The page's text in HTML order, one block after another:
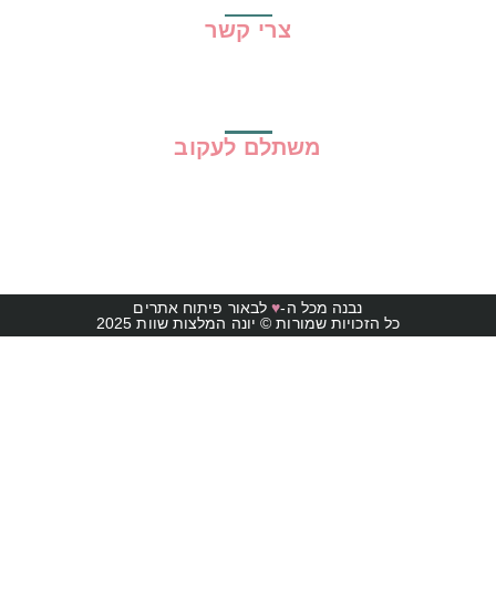
צרי קשר
משתלם לעקוב
נבנה מכל ה-♥לבאור פיתוח אתרים
כל הזכויות שמורות © יונה המלצות שוות 2025